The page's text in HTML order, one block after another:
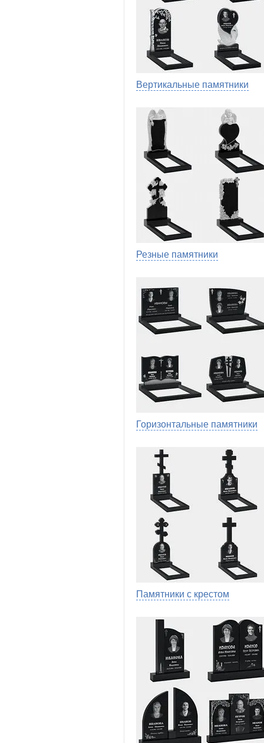
Вертикальные памятники
Резные памятники
Горизонтальные памятники
Памятники с крестом